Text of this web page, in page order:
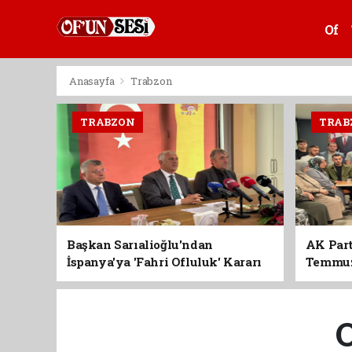
Of
Anasayfa Trabzon
TRABZON
Başkan Sarıalioğlu'ndan
İspanya'ya 'Fahri Ofluluk' Kararı
AK
Birlik